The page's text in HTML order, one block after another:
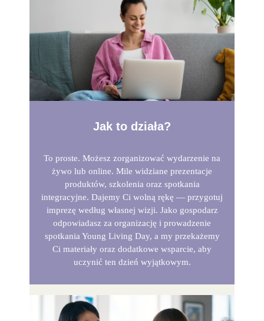
Jak to działa?
To proste. Możesz zorganizować wydarzenie na
żywo lub online. Mile widziane prezentacje
produktów, szkolenia oraz spotkania
integracyjne. Dajemy Ci wolną rękę — przygotuj
imprezę według własnej wizji. Jako gospodarz
odpowiadasz za organizację i prowadzenie
spotkania Young Living Day, a my przekażemy
Ci materiały oraz dodatkowe wsparcie, aby
uczynić ten dzień wyjątkowym.